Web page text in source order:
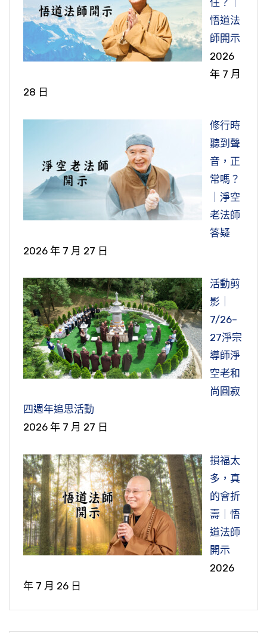
住？｜
悟道法
師開示
2026
年 7 月
28 日
修行時
聽到聲
音，正
常嗎？
｜淨空
老法師
答疑
2026 年 7 月 27 日
活動剪
影｜
7/26–
27淨宗
導師淨
空老和
尚圓寂
四週年追思活動
2026 年 7 月 27 日
損福太
多，真
的會折
壽｜悟
道法師
開示
2026
年 7 月 26 日